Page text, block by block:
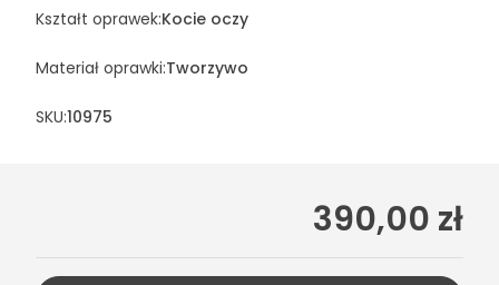
Kształt oprawek:Kocie oczy
Materiał oprawki:Tworzywo
SKU:10975
390,00 zł